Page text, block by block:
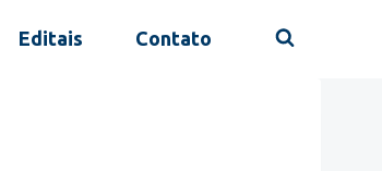
Editais Contato